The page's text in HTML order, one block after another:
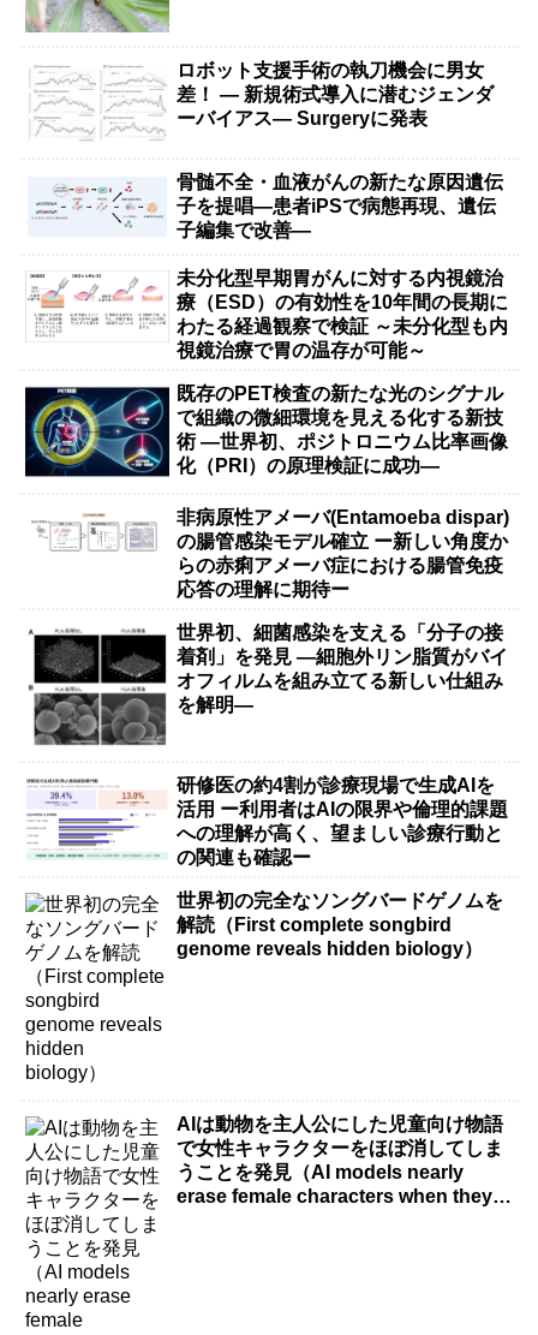
ロボット支援手術の執刀機会に男女
差！ — 新規術式導入に潜むジェンダ
ーバイアス— Surgeryに発表
骨髄不全・血液がんの新たな原因遺伝
子を提唱―患者iPSで病態再現、遺伝
子編集で改善―
未分化型早期胃がんに対する内視鏡治
療（ESD）の有効性を10年間の長期に
わたる経過観察で検証 ～未分化型も内
視鏡治療で胃の温存が可能～
既存のPET検査の新たな光のシグナル
で組織の微細環境を見える化する新技
術 ―世界初、ポジトロニウム比率画像
化（PRI）の原理検証に成功―
非病原性アメーバ(Entamoeba dispar)
の腸管感染モデル確立 ー新しい角度か
らの赤痢アメーバ症における腸管免疫
応答の理解に期待ー
世界初、細菌感染を支える「分子の接
着剤」を発見 ―細胞外リン脂質がバイ
オフィルムを組み立てる新しい仕組み
を解明―
研修医の約4割が診療現場で生成AIを
活用 ー利用者はAIの限界や倫理的課題
への理解が高く、望ましい診療行動と
の関連も確認ー
世界初の完全なソングバードゲノムを
解読（First complete songbird
genome reveals hidden biology）
AIは動物を主人公にした児童向け物語
で女性キャラクターをほぼ消してしま
うことを発見（AI models nearly
erase female characters when they